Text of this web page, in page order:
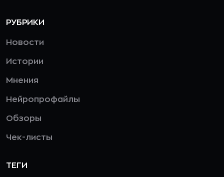
РУБРИКИ
Новости
Истории
Мнения
Нейропрофайлы
Обзоры
Чек-листы
ТЕГИ